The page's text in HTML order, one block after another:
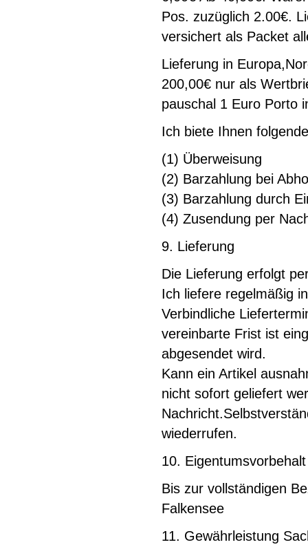
Pos. zuzüglich 2.00€.
versichert als Packet
Lieferung in
200,00€ nur als
pauschal 1 Euro Porto
Ich biete Ihnen
(1) Überweisung
(2) Barzahlung bei
(3) Barzahlung durch
(4) Zusendung per
9. Lieferung
Die Lieferung erfolgt
Ich liefere regelmäßig
Verbindliche
vereinbarte Frist ist
abgesendet wird.
Kann ein Artikel
nicht sofort geliefert
wiederrufen.
10. Eigentumsvorbehalt
Bis zur vollständigen
Falkensee
11. Gewährleistung